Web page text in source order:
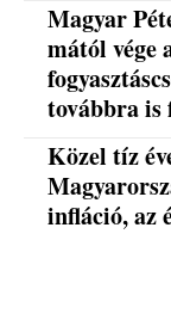
Magyar
mától vége
továbbra is
Közel tíz
infláció, az